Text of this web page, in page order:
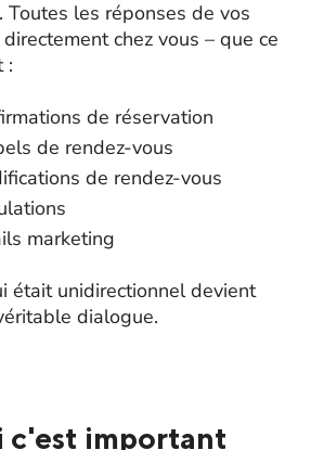
. Toutes les réponses de vos
chez vous – que ce
:
de réservation
de rendez-vous
de rendez-vous
marketing
était unidirectionnel devient
dialogue.
c'est important